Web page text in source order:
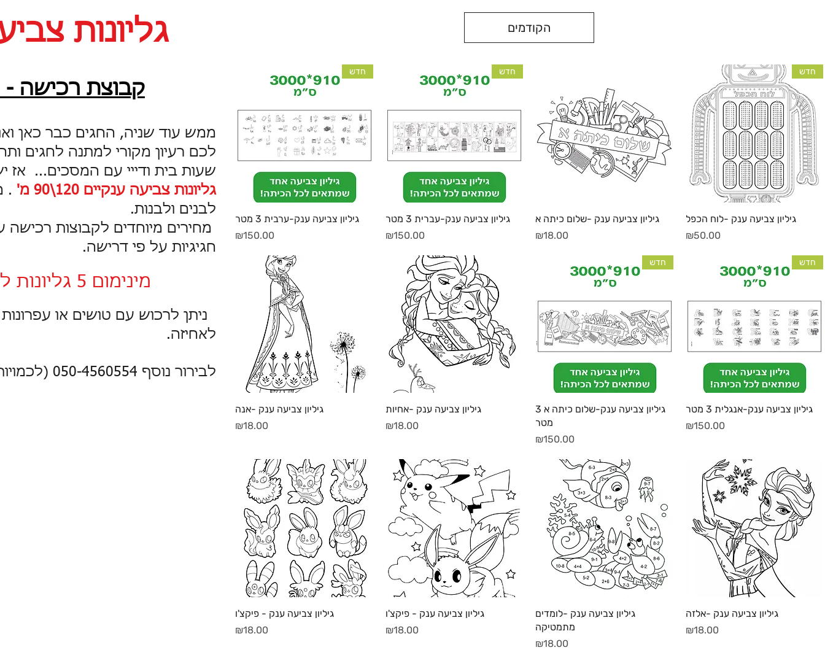
הקודמים
תצוגה מהירה
חדש
גיליון צביעה ענק -לוח הכפל
מחיר
₪50.00
תצוגה מהירה
גיליון צביעה ענק -שלום כיתה א
מחיר
₪18.00
תצוגה מהירה
חדש
גיליון צביעה ענק-עברית 3 מטר
מחיר
₪150.00
תצוגה מהירה
חדש
גיליון צביעה ענק-ערבית 3 מטר
מחיר
₪150.00
תצוגה מהירה
חדש
גיליון צביעה ענק-אנגלית 3 מטר
מחיר
₪150.00
תצוגה מהירה
חדש
גיליון צביעה ענק-שלום כיתה א 3
מטר
מחיר
₪150.00
תצוגה מהירה
גיליון צביעה ענק -אחיות
מחיר
₪18.00
תצוגה מהירה
גיליון צביעה ענק -אנה
מחיר
₪18.00
תצוגה מהירה
גיליון צביעה ענק -אלזה
מחיר
₪18.00
תצוגה מהירה
גיליון צביעה ענק -לומדים
מתמטיקה
מחיר
₪18.00
תצוגה מהירה
גיליון צביעה ענק - פיקצ'ו
מחיר
₪18.00
תצוגה מהירה
גיליון צביעה ענק - פיקצ'ו
מחיר
₪18.00
קבוצת רכישה -
ממש עוד שניה, החגים כבר כאן
לכם רעיון מקורי למתנה לחגים
שעות בית ודייי עם המסכים... אז
גליונות צביעה ענקיים 120\90 מ'
.
לבנים ולבנות.
מחירים מיוחדים לקבוצות רכישה
חגיגיות על פי דרישה.
מינימום 5 גליונות להזמנה.
ניתן לרכוש עם טושים או
לאחיזה.
לבירור נוסף 050-4560554 (לכמויות גדולות).
גליונות